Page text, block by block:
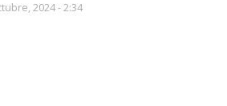
2024 - 2:34